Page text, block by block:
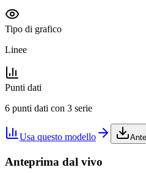
Tipo di grafico
Linee
Punti dati
6 punti dati con 3 serie
Usa questo modello
Anteprima dal vivo